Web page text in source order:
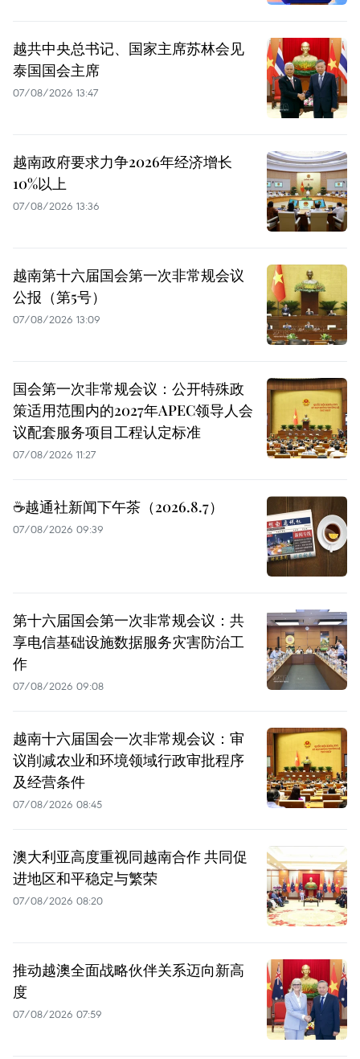
越共中央总书记、国家主席苏林会见
泰国国会主席
07/08/2026 13:47
越南政府要求力争2026年经济增长
10%以上
07/08/2026 13:36
越南第十六届国会第一次非常规会议
公报（第5号）
07/08/2026 13:09
国会第一次非常规会议：公开特殊政
策适用范围内的2027年APEC领导人会
议配套服务项目工程认定标准
07/08/2026 11:27
☕️越通社新闻下午茶（2026.8.7）
07/08/2026 09:39
第十六届国会第一次非常规会议：共
享电信基础设施数据服务灾害防治工
作
07/08/2026 09:08
越南十六届国会一次非常规会议：审
议削减农业和环境领域行政审批程序
及经营条件
07/08/2026 08:45
澳大利亚高度重视同越南合作 共同促
进地区和平稳定与繁荣
07/08/2026 08:20
推动越澳全面战略伙伴关系迈向新高
度
07/08/2026 07:59